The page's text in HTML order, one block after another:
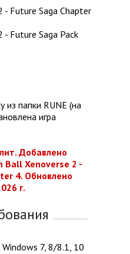
- Future Saga Chapter
Future Saga Pack
из папки RUNE (на
игра
Добавлено
Ball Xenoverse 2 -
4. Обновлено
г.
7, 8/8.1, 10